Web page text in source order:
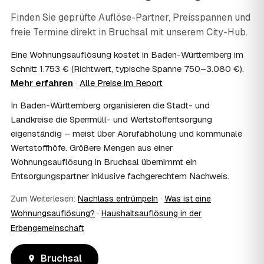
lassen sich Arbeits- und Fahrtkosten anteilig von der
Steuer absetzen, bei einer Auflösung im Erbfall unter
Umständen als Nachlassverbindlichkeit. Sie erhalten eine
ordentliche Rechnung mit ausgewiesenem Lohnanteil; die
genaue Anrechnung klären Sie mit Ihrem Steuerberater.
09 Muss ich bei der Wohnungsauflösung anwesend
sein?
nach Schlüsselübergabe ohne Sie ab — praktisch, wenn
Sie weiter entfernt wohnen. Sie können aber jederzeit
dabei sein, etwa um Wertsachen oder persönliche
10 Bekomme ich einen Entsorgungsnachweis?
Ja. Auf Wunsch erhalten Sie einen Entsorgungsnachweis
über die fachgerechte Verwertung — wichtig als Beleg
gegenüber Vermieter, Behörden oder für die
11
Was passiert mit dem Abfall?
Fachgerechte Entsorgung über zugelassene Höfe —
Wertstoffe werden recycelt oder gespendet, mit
Nachweis.
Finden Sie geprüfte Auflöse-Partner, Preisspannen und
freie Termine direkt in Bruchsal mit unserem City-Hub.
Eine Wohnungsauflösung kostet in Baden-Württemberg im
Schnitt 1.753 € (Richtwert, typische Spanne 750–3.080 €).
Mehr erfahren · Alle Preise im Report
In Baden-Württemberg organisieren die Stadt- und
Landkreise die Sperrmüll- und Wertstoffentsorgung
eigenständig – meist über Abrufabholung und kommunale
Wertstoffhöfe. Größere Mengen aus einer
Wohnungsauflösung in Bruchsal übernimmt ein
Entsorgungspartner inklusive fachgerechtem Nachweis.
Zum Weiterlesen: Nachlass entrümpeln · Was ist eine
Wohnungsauflösung? · Haushaltsauflösung in der
Erbengemeinschaft
Bruchsal